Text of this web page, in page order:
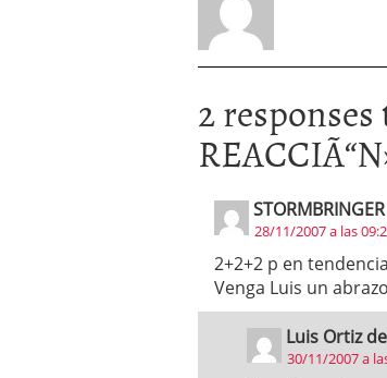
2 responses
STORMBRINGER
28/11/2007 a las
2+2+2 p en
Venga Luis un
Luis Ortiz
30/11/2007 a